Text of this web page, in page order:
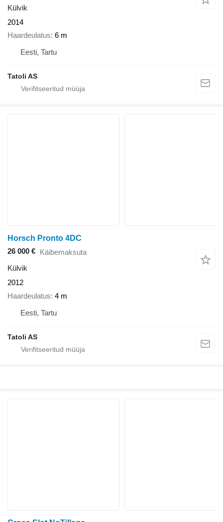
Külvik
2014
Haardeulatus 6 m
Eesti, Tartu
Tatoli AS
Horsch Pronto 4DC
26 000 € Käibemaksuta
Külvik
2012
Haardeulatus 4 m
Eesti, Tartu
Tatoli AS